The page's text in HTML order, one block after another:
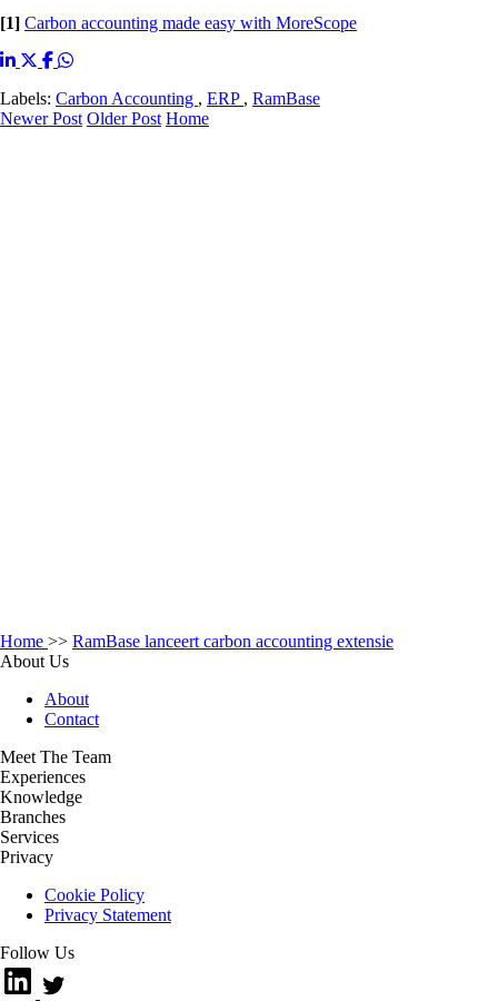
[1] Carbon accounting made easy with MoreScope
Labels: Carbon Accounting , ERP , RamBase
Newer Post Older Post Home
Home >> RamBase lanceert carbon accounting extensie
About Us
About
Contact
Meet The Team
Experiences
Knowledge
Branches
Services
Privacy
Cookie Policy
Privacy Statement
Follow Us